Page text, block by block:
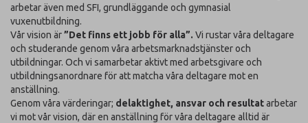
arbetar även med SFI, grundläggande och gymnasial
vuxenutbildning.
Vår vision är”Det finns ett jobb för alla”. Vi rustar våra deltagare
och studerande genom våra arbetsmarknadstjänster och
utbildningar. Och vi samarbetar aktivt med arbetsgivare och
utbildningsanordnare för att matcha våra deltagare mot en
anställning.
Genom våra värderingar; delaktighet, ansvar och resultatarbetar
vi mot vår vision, där en anställning för våra deltagare alltid är